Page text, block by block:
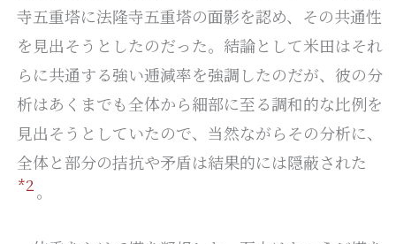
寺五重塔に法隆寺五重塔の面影を認め、その共通性
を見出そうとしたのだった。結論として米田はそれ
らに共通する強い逓減率を強調したのだが、彼の分
析はあくまでも全体から細部に至る調和的な比例を
見出そうとしていたので、当然ながらその分析に、
全体と部分の拮抗や矛盾は結果的には隠蔽された
2。